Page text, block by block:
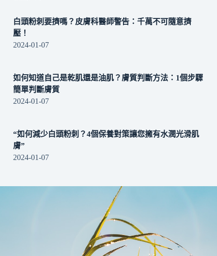
白頭粉刺要擠嗎？皮膚科醫師警告：千萬不可隨意擠
壓！
2024-01-07
如何知道自己是乾肌還是油肌？膚質判斷方法：1個步驟
簡單判斷膚質
2024-01-07
“如何減少白頭粉刺？4個保養對策讓您擁有水潤光滑肌
膚”
2024-01-07